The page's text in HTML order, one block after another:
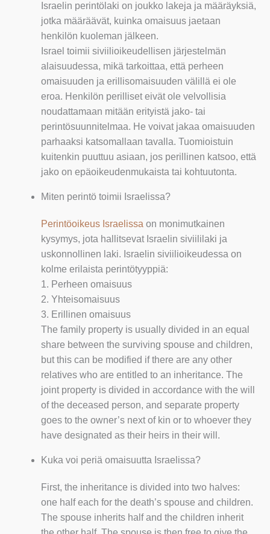
Israelin perintölaki on joukko lakeja ja määräyksiä,
jotka määräävät, kuinka omaisuus jaetaan
henkilön kuoleman jälkeen.
Israel toimii siviilioikeudellisen järjestelmän
alaisuudessa, mikä tarkoittaa, että perheen
omaisuuden ja erillisomaisuuden välillä ei ole
eroa. Henkilön perilliset eivät ole velvollisia
noudattamaan mitään erityistä jako- tai
perintösuunnitelmaa. He voivat jakaa omaisuuden
parhaaksi katsomallaan tavalla. Tuomioistuin
kuitenkin puuttuu asiaan, jos perillinen katsoo, että
jako on epäoikeudenmukaista tai kohtuutonta.
Miten perintö toimii Israelissa?
Perintöoikeus Israelissa on monimutkainen
kysymys, jota hallitsevat Israelin siviililaki ja
uskonnollinen laki. Israelin siviilioikeudessa on
kolme erilaista perintötyyppiä:
1. Perheen omaisuus
2. Yhteisomaisuus
3. Erillinen omaisuus
The family property is usually divided in an equal
share between the surviving spouse and children,
but this can be modified if there are any other
relatives who are entitled to an inheritance. The
joint property is divided in accordance with the will
of the deceased person, and separate property
goes to the owner’s next of kin or to whoever they
have designated as their heirs in their will.
Kuka voi periä omaisuutta Israelissa?
First, the inheritance is divided into two halves:
one half each for the death’s spouse and children.
The spouse inherits half and the children inherit